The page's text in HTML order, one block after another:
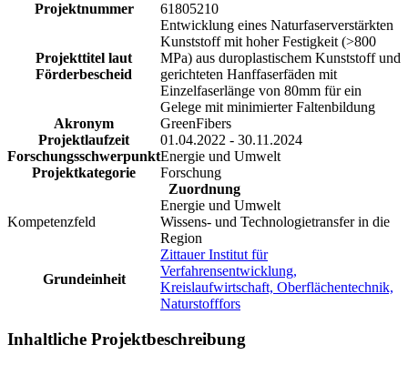
Projektnummer 61805210
Projekttitel laut
Förderbescheid
Entwicklung eines Naturfaserverstärkten
Kunststoff mit hoher Festigkeit (>800
MPa) aus duroplastischem Kunststoff und
gerichteten Hanffaserfäden mit
Einzelfaserlänge von 80mm für ein
Gelege mit minimierter Faltenbildung
Akronym
GreenFibers
Projektlaufzeit
01.04.2022 - 30.11.2024
ForschungsschwerpunktEnergie und Umwelt
Projektkategorie
Forschung
Zuordnung
Kompetenzfeld
Energie und Umwelt
Wissens- und Technologietransfer in die
Region
Grundeinheit
Zittauer Institut für
Verfahrensentwicklung,
Kreislaufwirtschaft, Oberflächentechnik,
Naturstofffors
Inhaltliche Projektbeschreibung